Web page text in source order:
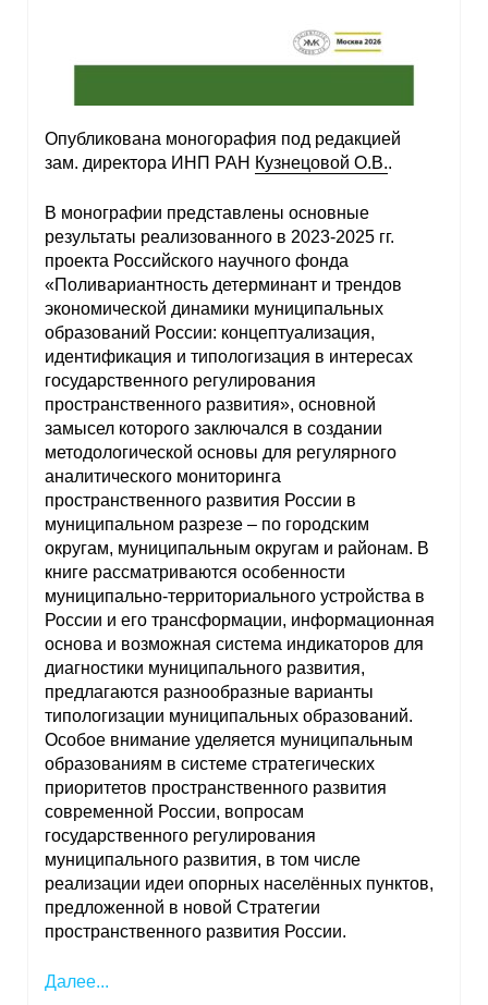
Опубликована моногорафия под редакцией
зам. директора ИНП РАН Кузнецовой О.В..
В монографии представлены основные
результаты реализованного в 2023-2025 гг.
проекта Российского научного фонда
«Поливариантность детерминант и трендов
экономической динамики муниципальных
образований России: концептуализация,
идентификация и типологизация в интересах
государственного регулирования
пространственного развития», основной
замысел которого заключался в создании
методологической основы для регулярного
аналитического мониторинга
пространственного развития России в
муниципальном разрезе – по городским
округам, муниципальным округам и районам. В
книге рассматриваются особенности
муниципально-территориального устройства в
России и его трансформации, информационная
основа и возможная система индикаторов для
диагностики муниципального развития,
предлагаются разнообразные варианты
типологизации муниципальных образований.
Особое внимание уделяется муниципальным
образованиям в системе стратегических
приоритетов пространственного развития
современной России, вопросам
государственного регулирования
муниципального развития, в том числе
реализации идеи опорных населённых пунктов,
предложенной в новой Стратегии
пространственного развития России.
Далее...